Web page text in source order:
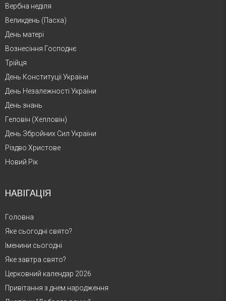
Вербна неділя
Великдень (Пасха)
День матері
Вознесіння Господнє
Трійця
День Конституції України
День Незалежності України
День знань
Геловін (Хелловін)
День Збройних Сил України
Різдво Христове
Новий Рік
НАВІГАЦІЯ
Головна
Яке сьогодні свято?
Іменини сьогодні
Яке завтра свято?
Церковний календар 2026
Привітання з днем народження